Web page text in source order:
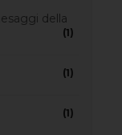
della
(1)
(1)
(1)